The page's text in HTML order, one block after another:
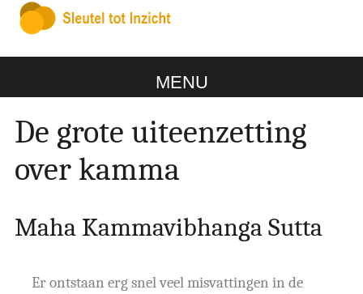
MENU
De grote uiteenzetting
over kamma
Maha Kammavibhanga Sutta
Er ontstaan erg snel veel misvattingen in de